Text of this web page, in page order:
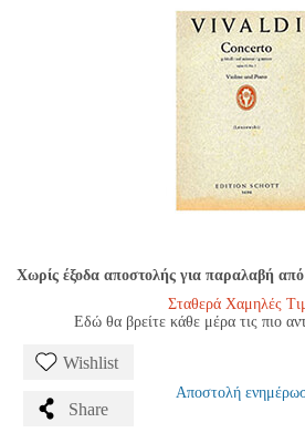
Χωρίς έξοδα αποστολής για παραλαβή
Σταθερά Χαμηλές
Εδώ θα βρείτε κάθε μέρα τις πιο
Wishlist
Share
Αποστολή